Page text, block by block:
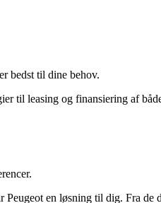
bedst til dine behov.
til leasing og finansiering af
en løsning til dig. Fra de